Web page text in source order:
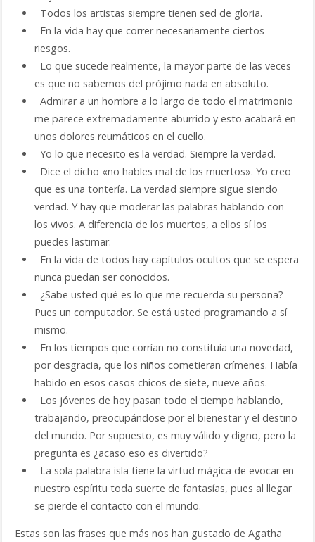
Todos los artistas siempre tienen sed de gloria.
En la vida hay que correr necesariamente ciertos
riesgos.
Lo que sucede realmente, la mayor parte de las veces
es que no sabemos del prójimo nada en absoluto.
Admirar a un hombre a lo largo de todo el matrimonio
me parece extremadamente aburrido y esto acabará en
unos dolores reumáticos en el cuello.
Yo lo que necesito es la verdad. Siempre la verdad.
Dice el dicho «no hables mal de los muertos». Yo creo
que es una tontería. La verdad siempre sigue siendo
verdad. Y hay que moderar las palabras hablando con
los vivos. A diferencia de los muertos, a ellos sí los
puedes lastimar.
En la vida de todos hay capítulos ocultos que se espera
nunca puedan ser conocidos.
¿Sabe usted qué es lo que me recuerda su persona?
Pues un computador. Se está usted programando a sí
mismo.
En los tiempos que corrían no constituía una novedad,
por desgracia, que los niños cometieran crímenes. Había
habido en esos casos chicos de siete, nueve años.
Los jóvenes de hoy pasan todo el tiempo hablando,
trabajando, preocupándose por el bienestar y el destino
del mundo. Por supuesto, es muy válido y digno, pero la
pregunta es ¿acaso eso es divertido?
La sola palabra isla tiene la virtud mágica de evocar en
nuestro espíritu toda suerte de fantasías, pues al llegar
se pierde el contacto con el mundo.
Estas son las frases que más nos han gustado de Agatha